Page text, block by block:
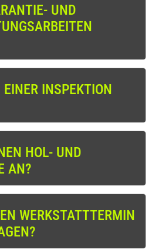
UND
INSPEKTION
HOL- UND
AN?
WERKSTATTTERMIN